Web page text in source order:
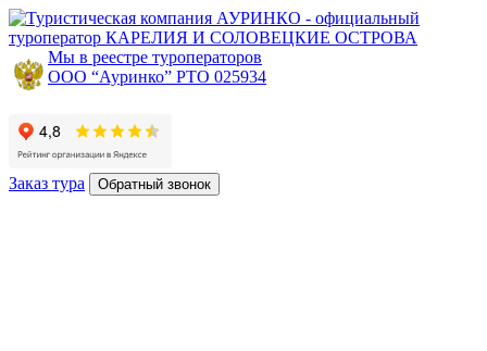
АУРИНКО - официальный
туроператор КАРЕЛИЯ И СОЛОВЕЦКИЕ ОСТРОВА
Мы в реестре туроператоров
ООО “Ауринко” РТО 025934
Заказ тура Обратный звонок